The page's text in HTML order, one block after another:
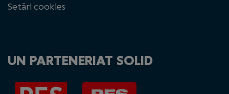
Setări cookies
UN PARTENERIAT SOLID